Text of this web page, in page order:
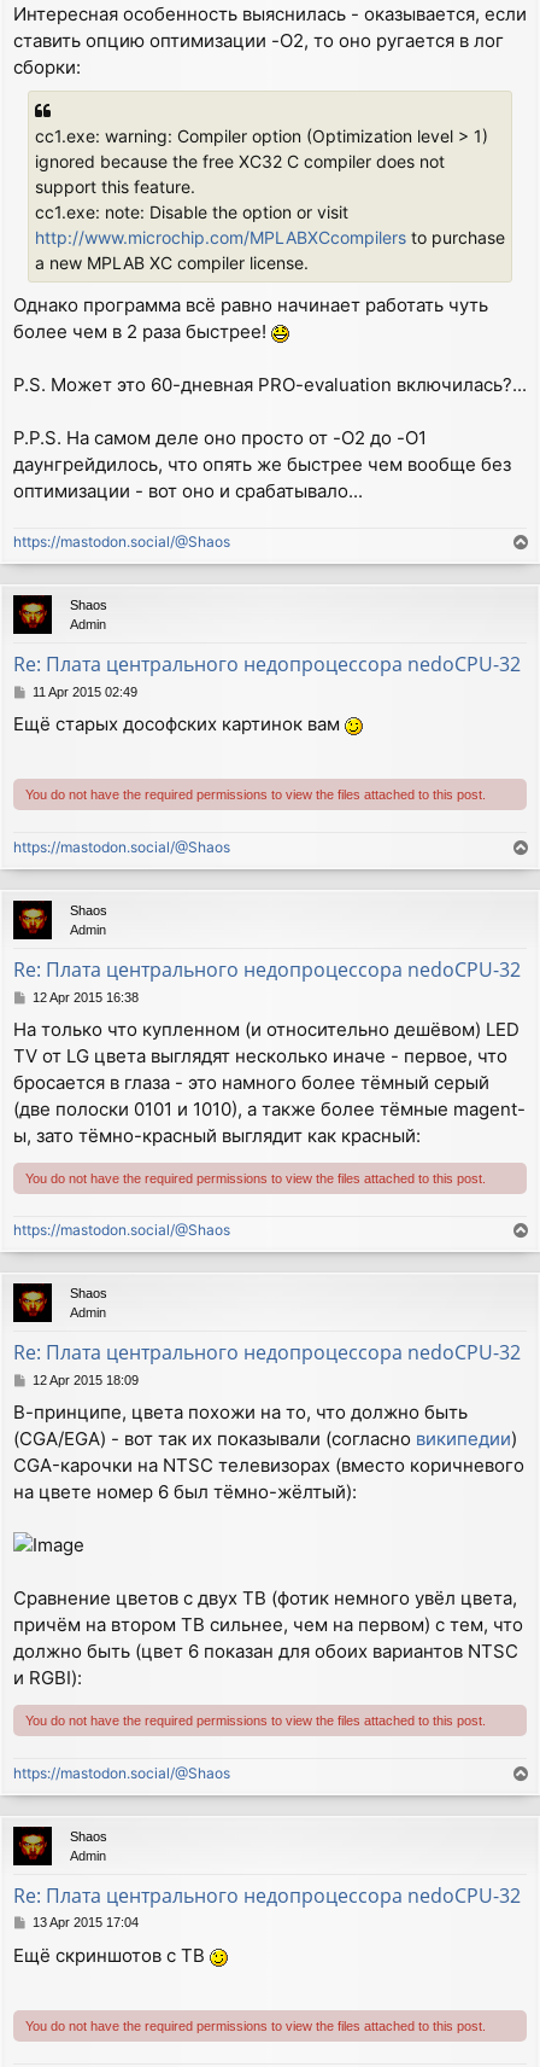
s
t
Интересная особенность выяснилась - оказывается, если
ставить опцию оптимизации -O2, то оно ругается в лог
сборки:
cc1.exe: warning: Compiler option (Optimization level > 1)
ignored because the free XC32 C compiler does not
support this feature.
cc1.exe: note: Disable the option or visit
http://www.microchip.com/MPLABXCcompilers to purchase
a new MPLAB XC compiler license.
Однако программа всё равно начинает работать чуть
более чем в 2 раза быстрее!
P.S. Может это 60-дневная PRO-evaluation включилась?...
P.P.S. На самом деле оно просто от -O2 до -O1
даунгрейдилось, что опять же быстрее чем вообще без
оптимизации - вот оно и срабатывало...
https://mastodon.social/@Shaos
o
p
Shaos
Admin
Re: Плата центрального недопроцессора nedoCPU-32
P
s
11 Apr 2015 02:49
Ещё старых дософских картинок вам
You do not have the required permissions to view the files attached to this post.
https://mastodon.social/@Shaos
o
p
Shaos
Admin
Re: Плата центрального недопроцессора nedoCPU-32
P
s
t
12 Apr 2015 16:38
На только что купленном (и относительно дешёвом) LED
TV от LG цвета выглядят несколько иначе - первое, что
бросается в глаза - это намного более тёмный серый
(две полоски 0101 и 1010), а также более тёмные magent-
ы, зато тёмно-красный выглядит как красный:
You do not have the required permissions to view the files attached to this post.
https://mastodon.social/@Shaos
o
p
Shaos
Admin
Re: Плата центрального недопроцессора nedoCPU-32
P
s
t
12 Apr 2015 18:09
В-принципе, цвета похожи на то, что должно быть
(CGA/EGA) - вот так их показывали (согласно википедии)
CGA-карочки на NTSC телевизорах (вместо коричневого
на цвете номер 6 был тёмно-жёлтый):
Сравнение цветов с двух ТВ (фотик немного увёл цвета,
причём на втором ТВ сильнее, чем на первом) с тем, что
должно быть (цвет 6 показан для обоих вариантов NTSC
и RGBI):
You do not have the required permissions to view the files attached to this post.
https://mastodon.social/@Shaos
o
p
Shaos
Admin
Re: Плата центрального недопроцессора nedoCPU-32
P
s
13 Apr 2015 17:04
Ещё скриншотов с ТВ
You do not have the required permissions to view the files attached to this post.